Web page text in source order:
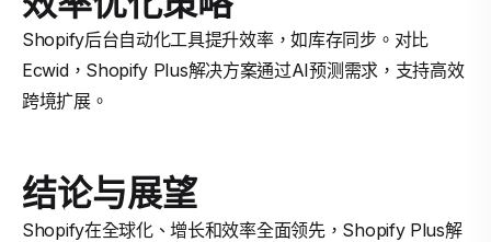
Shopify后台自动化工具提升效率，如库存同步。对比
Ecwid，Shopify Plus解决方案通过AI预测需求，支持高效
跨境扩展。
结论与展望
Shopify在全球化、增长和效率全面领先，Shopify Plus解